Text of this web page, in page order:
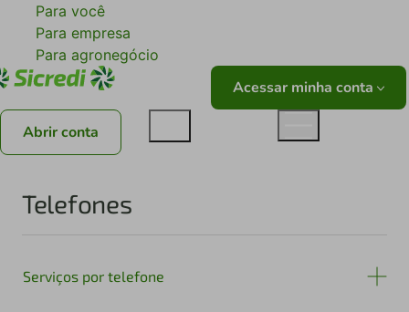
Para você
Para empresa
Para agronegócio
Acessar minha conta
Abrir conta
Telefones
Serviços por telefone